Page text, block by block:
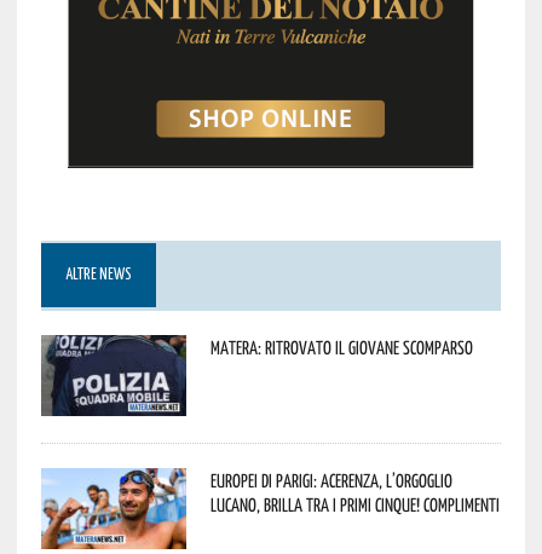
ALTRE NEWS
Matera: ritrovato il giovane scomparso
Europei di Parigi: Acerenza, l’orgoglio
lucano, brilla tra i primi cinque! Complimenti